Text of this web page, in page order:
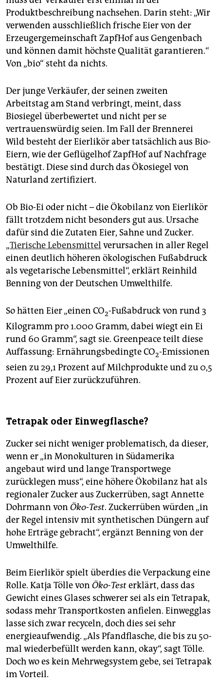
Produktbeschreibung nachsehen. Darin steht: „Wir
verwenden ausschließlich frische Eier von der
Erzeugergemeinschaft ZapfHof aus Gengenbach
und können damit höchste Qualität garantieren.“
Von „bio“ steht da nichts.
Der junge Verkäufer, der seinen zweiten
Arbeitstag am Stand verbringt, meint, dass
Biosiegel überbewertet und nicht per se
vertrauenswürdig seien. Im Fall der Brennerei
Wild besteht der Eierlikör aber tatsächlich aus Bio-
Eiern, wie der Geflügelhof ZapfHof auf Nachfrage
bestätigt. Diese sind durch das Ökosiegel von
Naturland zertifiziert.
Ob Bio-Ei oder nicht – die Ökobilanz von Eierlikör
fällt trotzdem nicht besonders gut aus. Ursache
dafür sind die Zutaten Eier, Sahne und Zucker.
„Tierische Lebensmittel verursachen in aller Regel
einen deutlich höheren ökologischen Fußabdruck
als vegetarische Lebensmittel“, erklärt Reinhild
Benning von der Deutschen Umwelthilfe.
So hätten Eier „einen CO2-Fußabdruck von rund 3
Kilogramm pro 1.000 Gramm, dabei wiegt ein Ei
rund 60 Gramm“, sagt sie. Greenpeace teilt diese
Auffassung: Ernährungsbedingte CO2-Emissionen
seien zu 29,1 Prozent auf Milchprodukte und zu 0,5
Prozent auf Eier zurückzuführen.
Tetrapak oder Einwegflasche?
Zucker sei nicht weniger problematisch, da dieser,
wenn er „in Monokulturen in Südamerika
angebaut wird und lange Transportwege
zurücklegen muss“, eine höhere Ökobilanz hat als
regionaler Zucker aus Zuckerrüben, sagt Annette
Dohrmann von Öko-Test. Zuckerrüben würden „in
der Regel intensiv mit synthetischen Düngern auf
hohe Erträge gebracht“, ergänzt Benning von der
Umwelthilfe.
Beim Eierlikör spielt überdies die Verpackung eine
Rolle. Katja Tölle von Öko-Testerklärt, dass das
Gewicht eines Glases schwerer sei als ein Tetrapak,
sodass mehr Transportkosten anfielen. Einwegglas
lasse sich zwar recyceln, doch dies sei sehr
energieaufwendig. „Als Pfandflasche, die bis zu 50-
mal wiederbefüllt werden kann, okay“, sagt Tölle.
Doch wo es kein Mehrwegsystem gebe, sei Tetrapak
im Vorteil.